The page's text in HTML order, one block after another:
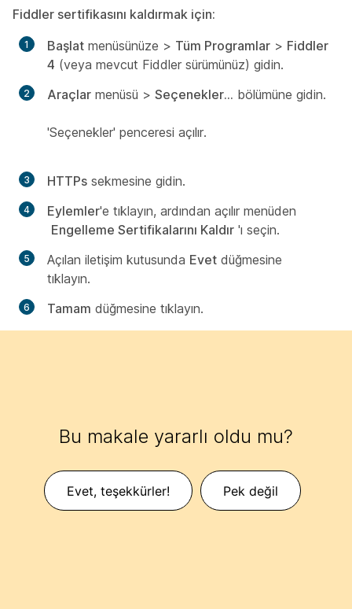
Fiddler sertifikasını kaldırmak için:
Başlat menüsünüze > Tüm Programlar > Fiddler
4 (veya mevcut Fiddler sürümünüz) gidin.
Araçlar menüsü > Seçenekler... bölümüne gidin.
'Seçenekler' penceresi açılır.
HTTPs sekmesine gidin.
Eylemler'e tıklayın, ardından açılır menüden
Engelleme Sertifikalarını Kaldır 'ı seçin.
Açılan iletişim kutusunda Evet düğmesine
tıklayın.
Tamam düğmesine tıklayın.
Bu makale yararlı oldu mu?
Evet, teşekkürler! Pek değil